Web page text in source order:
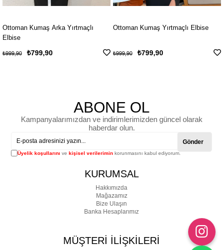
Kumaş Arka Yırtmaçlı
₺799,90
Ottoman Kumaş Yırtmaçlı Elbise
₺799,90
₺999,90 ₺999,90
ABONE OL
Kampanyalarımızdan ve indirimlerimizden güncel olarak
haberdar olun.
Gönder
Üyelik koşullarını vekişisel verilerimin korunmasını kabul ediyorum.
KURUMSAL
Hakkımızda
Mağazamız
Bize Ulaşın
Banka Hesaplarımız
MÜŞTERİ İLİŞKİLERİ